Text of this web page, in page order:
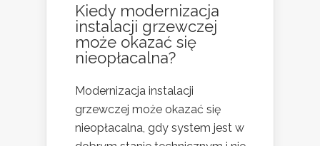
Kiedy modernizacja
instalacji grzewczej
może okazać się
nieopłacalna?
Modernizacja instalacji
grzewczej może okazać się
nieopłacalna, gdy system jest w